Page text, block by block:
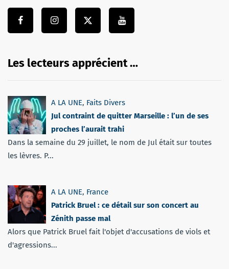
Les lecteurs apprécient …
A LA UNE, Faits Divers
Jul contraint de quitter Marseille : l’un de ses
proches l’aurait trahi
Dans la semaine du 29 juillet, le nom de Jul était sur toutes
les lèvres. P...
A LA UNE, France
Patrick Bruel : ce détail sur son concert au
Zénith passe mal
Alors que Patrick Bruel fait l'objet d'accusations de viols et
d'agressions...